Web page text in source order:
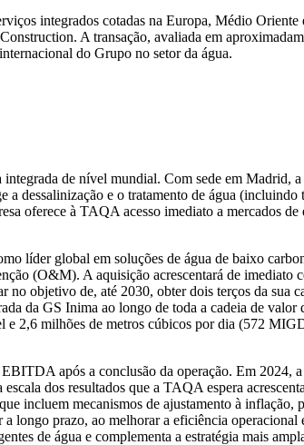
integrados cotadas na Europa, Médio
A transação, avaliada em
do Grupo no setor da água.
de nível mundial. Com sede em Madrid,
e o tratamento de água (incluindo
oferece à TAQA acesso imediato a mercados
líder global em soluções de água de baixo
(O&M). A aquisição acrescentará de imediato
objetivo de, até 2030, obter dois terços da sua
da GS Inima ao longo de toda a cadeia de valor
milhões de metros cúbicos por dia (572
após a conclusão da operação. Em 2024, a
dos resultados que a TAQA espera
incluem mecanismos de ajustamento à
prazo, ao melhorar a eficiência operacional
de água e complementa a estratégia mais